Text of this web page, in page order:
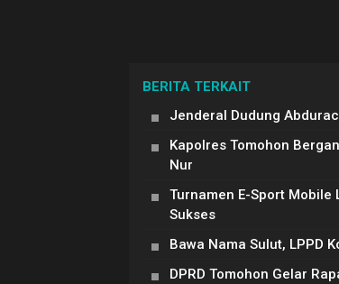
BERITA TERKAIT
Jenderal Dudung
Kapolres Tomohon
Nur
Turnamen E-Sport Mobile
Sukses
Bawa Nama Sulut, LPPD
DPRD Tomohon Gelar